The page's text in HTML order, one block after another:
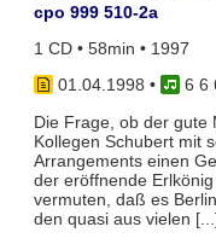
cpo 999 510-2a
1 CD • 58min • 1997
01.04.1998 •
6 6
Die Frage, ob der gute
Kollegen Schubert mit
Arrangements einen
der eröffnende
vermuten, daß es
den quasi aus vielen